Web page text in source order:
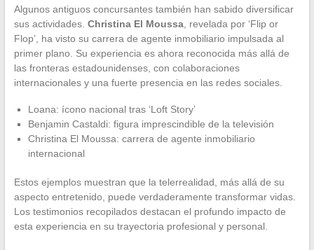
Algunos antiguos concursantes también han sabido diversificar
sus actividades. Christina El Moussa, revelada por ‘Flip or
Flop’, ha visto su carrera de agente inmobiliario impulsada al
primer plano. Su experiencia es ahora reconocida más allá de
las fronteras estadounidenses, con colaboraciones
internacionales y una fuerte presencia en las redes sociales.
Loana: ícono nacional tras ‘Loft Story’
Benjamin Castaldi: figura imprescindible de la televisión
Christina El Moussa: carrera de agente inmobiliario
internacional
Estos ejemplos muestran que la telerrealidad, más allá de su
aspecto entretenido, puede verdaderamente transformar vidas.
Los testimonios recopilados destacan el profundo impacto de
esta experiencia en su trayectoria profesional y personal.